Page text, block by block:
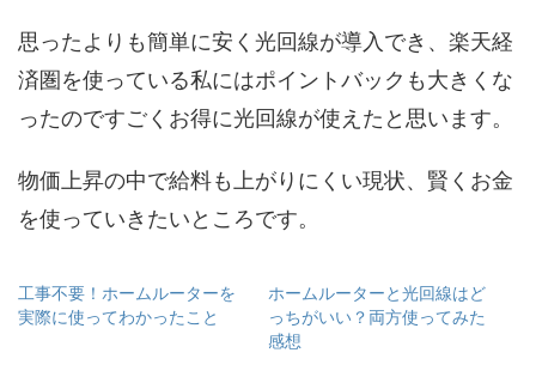
思ったよりも簡単に安く光回線が導入でき、楽天経
済圏を使っている私にはポイントバックも大きくな
ったのですごくお得に光回線が使えたと思います。
物価上昇の中で給料も上がりにくい現状、賢くお金
を使っていきたいところです。
工事不要！ホームルーターを
実際に使ってわかったこと
ホームルーターと光回線はど
っちがいい？両方使ってみた
感想